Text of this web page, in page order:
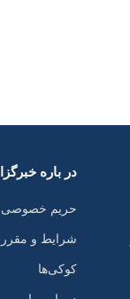
در باره
حریم خصوصی
شرایط و
کوکی‌ها